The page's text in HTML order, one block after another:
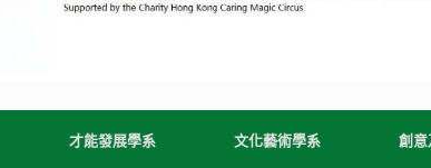
才能發展學系 文化藝術學系 創